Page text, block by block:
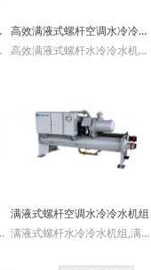
年中央空调从业经验 能维修
管各种中央空调，资质齐全，
机组
央空调冷水机组公司,专业解决各种变频螺杆式水冷中央空调冷水机组项目安装改造，维护保养技术难题。
高效满液式螺杆空调水冷冷水机组
高效满液式螺杆水冷冷水机组,满液式螺杆空调水冷冷水机组,满液式螺杆空调,螺杆空调水冷冷水机组,螺杆水冷冷水机组,水冷螺杆空调机组,水冷螺杆机组,螺杆式空调水冷冷水机组安装,螺杆式空调水冷冷水机组改造,螺杆式空调水冷冷水机组费用,螺杆式空调水冷冷水机组价格,螺杆式空调水冷冷水机组公司,空调维保,空调维保公司,中央空调维保,中央空调维保公司,专业解决各种高效满液式螺杆空调水冷冷水机组项目安装改造，维护保养技术难题。
式空调水冷冷水机组公司,空调维保,空调维保公司,中央空调维保,中央空调维保公司,专业解决各种水冷螺杆式空调冷水机组项目安装改造，维护保养技术难题。
满液式螺杆空调水冷冷水机组
满液式螺杆水冷冷水机组,满液式螺杆空调水冷冷水机组,满液式螺杆空调,螺杆空调水冷冷水机组,螺杆水冷冷水机组,螺杆式空调水冷冷水机组安装,螺杆式空调水冷冷水机组改造,螺杆式空调水冷冷水机组费用,空调维保,空调维保公司,中央空调维保,中央空调维保公司,螺杆式空调水冷冷水机组价格,螺杆式空调水冷冷水机组公司,专业解决各种满液式螺杆空调水冷冷水机组项目安装改造，维护保养技术难题。